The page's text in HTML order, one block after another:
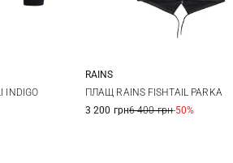
INDIGO XS S M
RAINS
ПЛАЩ RAINS FISHTAIL PARKA
3 200 грн6 400 грн-50%